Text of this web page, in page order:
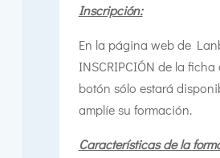
Inscripción:
En la página web de
INSCRIPCIÓN de la
botón sólo estará
amplíe su formación.
Características de la